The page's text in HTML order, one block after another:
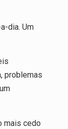
dia. Um
problemas
mais cedo